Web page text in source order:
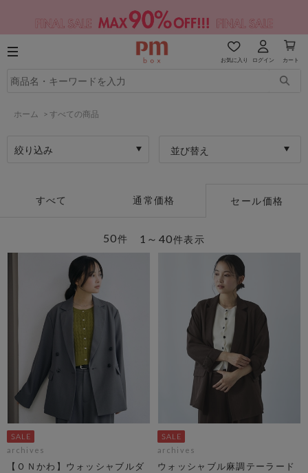
お気に入り ログイン カート
ホーム > すべての商品
絞り込み 並び替え
すべて 通常価格 セール価格
1～40件表示
50件
archives
【ＯＮかわ】ウォッシャブルダ
archives
ウォッシャブル麻調テーラード